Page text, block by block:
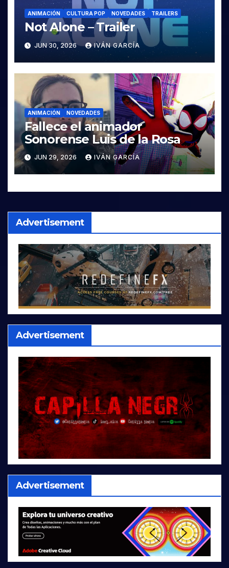
ANIMACIÓN CULTURA POP NOVEDADES TRAILERS
Not Alone – Trailer
JUN 30, 2026 IVÁN GARCÍA
ANIMACIÓN NOVEDADES
Fallece el animador
Sonorense Luis de la Rosa
JUN 29, 2026 IVÁN GARCÍA
Advertisement
Advertisement
Advertisement